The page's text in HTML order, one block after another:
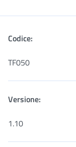
Codice:
TF050
Versione:
1.10